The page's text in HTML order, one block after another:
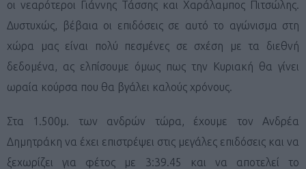
οι νεαρότεροι Γιάννης Τάσσης και Χαράλαμπος Πιτσώλης.
Δυστυχώς, βέβαια οι επιδόσεις σε αυτό το αγώνισμα στη
χώρα μας είναι πολύ πεσμένες σε σχέση με τα διεθνή
δεδομένα, ας ελπίσουμε όμως πως την Κυριακή θα γίνει
ωραία κούρσα που θα βγάλει καλούς χρόνους.
Στα 1.500μ. των ανδρών τώρα, έχουμε τον Ανδρέα
Δημητράκη να έχει επιστρέψει στις μεγάλες επιδόσεις και να
ξεχωρίζει για φέτος με 3:39.45 και να αποτελεί το